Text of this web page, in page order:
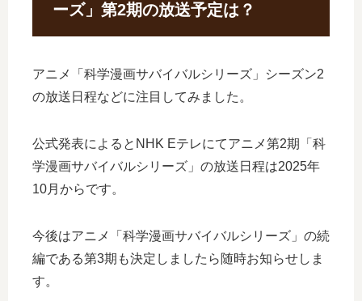
ーズ」第2期の放送予定は？
アニメ「科学漫画サバイバルシリーズ」シーズン2
の放送日程などに注目してみました。
公式発表によるとNHK Eテレにてアニメ第2期「科
学漫画サバイバルシリーズ」の放送日程は2025年
10月からです。
今後はアニメ「科学漫画サバイバルシリーズ」の続
編である第3期も決定しましたら随時お知らせしま
す。